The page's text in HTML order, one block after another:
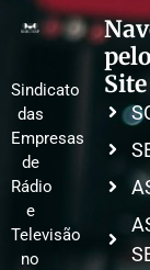
Sindicato
das
Empresas
de
Rádio
e
Televisão
no
pelo
Site